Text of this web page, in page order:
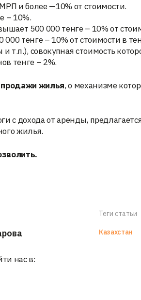
и более —10% от стоимости.
– 10%.
500 000 тенге – 10% от
тенге – 10% от стоимости в
совокупная стоимость
тенге – 2%.
продажи жилья, о механизме
с дохода от аренды,
жилья.
Теги статьи
Казахстан
нас в: